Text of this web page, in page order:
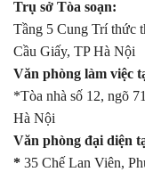
Trụ sở Tòa soạn:
Tầng 5 Cung Trí thức
Cầu Giấy, TP Hà Nội
Văn phòng làm việc
*Tòa nhà số 12, ngõ
Hà Nội
Văn phòng đại diện
* 35 Chế Lan Viên,